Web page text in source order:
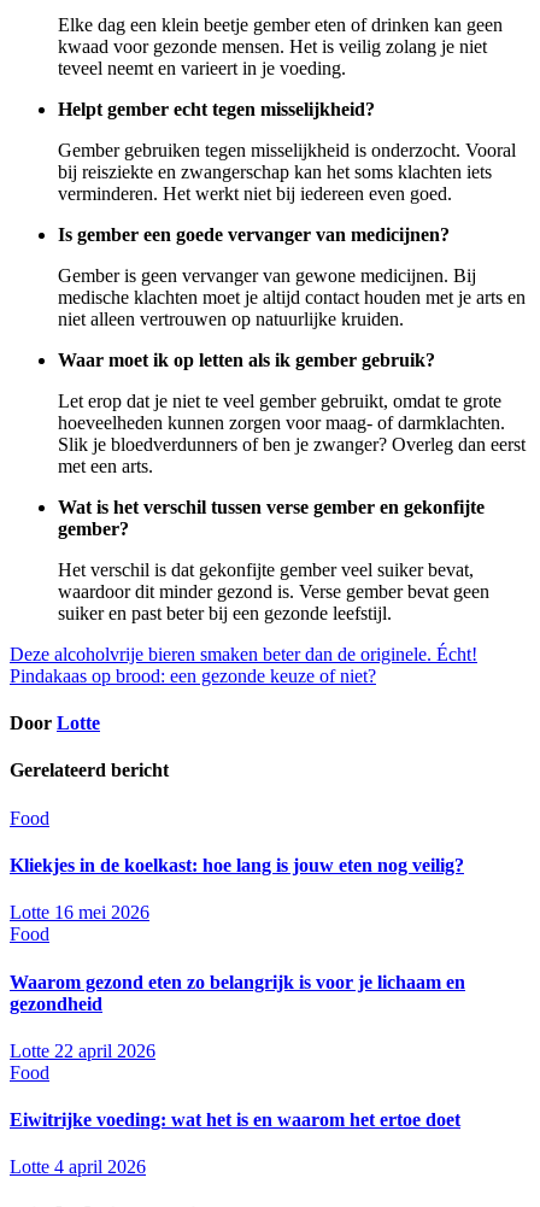
Elke dag een klein beetje gember eten of drinken kan geen
kwaad voor gezonde mensen. Het is veilig zolang je niet
teveel neemt en varieert in je voeding.
Helpt gember echt tegen misselijkheid?
Gember gebruiken tegen misselijkheid is onderzocht. Vooral
bij reisziekte en zwangerschap kan het soms klachten iets
verminderen. Het werkt niet bij iedereen even goed.
Is gember een goede vervanger van medicijnen?
Gember is geen vervanger van gewone medicijnen. Bij
medische klachten moet je altijd contact houden met je arts en
niet alleen vertrouwen op natuurlijke kruiden.
Waar moet ik op letten als ik gember gebruik?
Let erop dat je niet te veel gember gebruikt, omdat te grote
hoeveelheden kunnen zorgen voor maag- of darmklachten.
Slik je bloedverdunners of ben je zwanger? Overleg dan eerst
met een arts.
Wat is het verschil tussen verse gember en gekonfijte
gember?
Het verschil is dat gekonfijte gember veel suiker bevat,
waardoor dit minder gezond is. Verse gember bevat geen
suiker en past beter bij een gezonde leefstijl.
Bericht
navigatie
Deze alcoholvrije bieren smaken beter dan de originele. Écht!
Pindakaas op brood: een gezonde keuze of niet?
Door Lotte
Gerelateerd bericht
Food
Kliekjes in de koelkast: hoe lang is jouw eten nog veilig?
Lotte 16 mei 2026
Food
Waarom gezond eten zo belangrijk is voor je lichaam en
gezondheid
Lotte 22 april 2026
Food
Eiwitrijke voeding: wat het is en waarom het ertoe doet
Lotte 4 april 2026